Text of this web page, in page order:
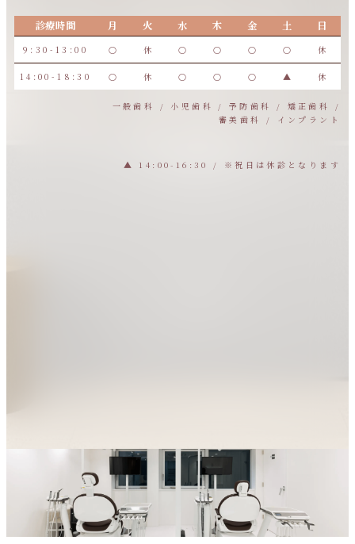
診療時間 月 火 水 木 金 土 日
9:30-13:00 ○ 休 ○ ○ ○ ○ 休
14:00-18:30 ○ 休 ○ ○ ○ ▲ 休
一般歯科 / 小児歯科 / 予防歯科 / 矯正歯科 /
審美歯科 / インプラント
▲ 14:00-16:30 / ※祝日は休診となります